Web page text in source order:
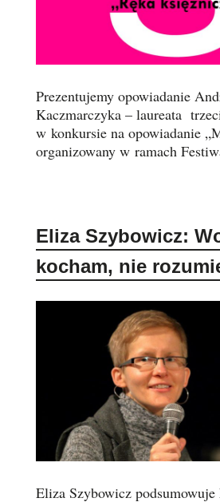
Prezentujemy opowiadanie
Kaczmarczyka – laureata
w konkursie na opowiadanie
organizowany w ramach
Eliza Szybowicz:
kocham, nie
Eliza Szybowicz podsumowuje